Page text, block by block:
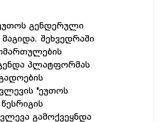
გენდერული
შეხვედრაში
პლატფორმას
"ეუთოს
გამოქვეყნდა